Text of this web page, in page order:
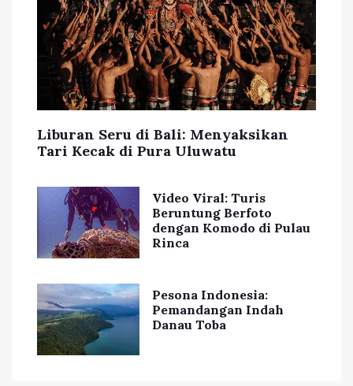
Liburan Seru di Bali: Menyaksikan
Tari Kecak di Pura Uluwatu
Video Viral: Turis
Beruntung Berfoto
dengan Komodo di Pulau
Rinca
Pesona Indonesia:
Pemandangan Indah
Danau Toba